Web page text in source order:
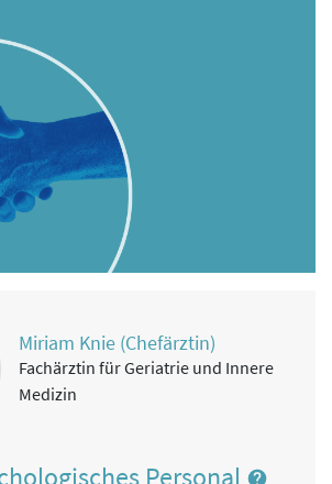
Miriam Knie (Chefärztin)
Fachärztin für Geriatrie und Innere
Medizin
Personal